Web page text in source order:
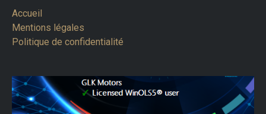
Accueil
Mentions légales
Politique de confidentialité